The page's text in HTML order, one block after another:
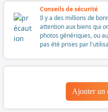
Conseils de sécurité
Il y a des millions de
attention aux biens qui
photos génériques, ou
pas été prises par
Ajouter un